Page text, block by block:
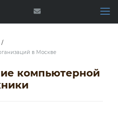
/
в Москве
компьютерной